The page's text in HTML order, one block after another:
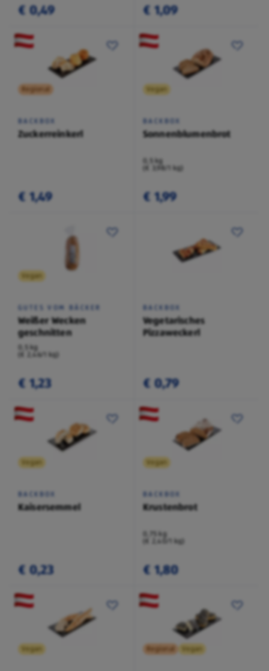
€ 0,49 € 1,09
Regional
BACKBOX
Zuckerreinkerl
€ 1,49
Vegan
BACKBOX
Sonnenblumenbrot
0,5 kg
(€ 3,98/1 kg)
€ 1,99
Vegan
GUTES VOM BÄCKER
Weißer Wecken
geschnitten
0,5 kg
(€ 2,46/1 kg)
€ 1,23
BACKBOX
Vegetarisches
Pizzaweckerl
€ 0,79
Vegan
BACKBOX
Kaisersemmel
€ 0,23
Vegan
BACKBOX
Krustenbrot
0,75 kg
(€ 2,40/1 kg)
€ 1,80
Vegan Regional Vegan